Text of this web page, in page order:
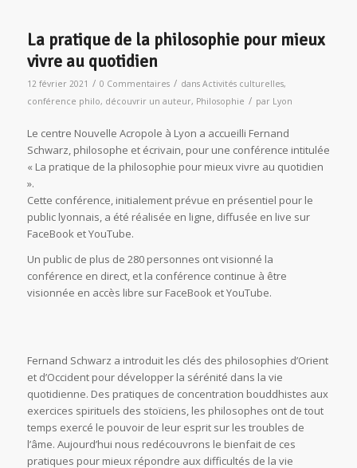
La pratique de la philosophie pour mieux
vivre au quotidien
12 février 2021 / 0 Commentaires / dans Activités culturelles,
conférence philo, découvrir un auteur, Philosophie / par Lyon
Le centre Nouvelle Acropole à Lyon a accueilli Fernand
Schwarz, philosophe et écrivain, pour une conférence intitulée
« La pratique de la philosophie pour mieux vivre au quotidien
».
Cette conférence, initialement prévue en présentiel pour le
public lyonnais, a été réalisée en ligne, diffusée en live sur
FaceBook et YouTube.
Un public de plus de 280 personnes ont visionné la
conférence en direct, et la conférence continue à être
visionnée en accès libre sur FaceBook et YouTube.
Fernand Schwarz a introduit les clés des philosophies d’Orient
et d’Occident pour développer la sérénité dans la vie
quotidienne. Des pratiques de concentration bouddhistes aux
exercices spirituels des stoïciens, les philosophes ont de tout
temps exercé le pouvoir de leur esprit sur les troubles de
l’âme. Aujourd’hui nous redécouvrons le bienfait de ces
pratiques pour mieux répondre aux difficultés de la vie